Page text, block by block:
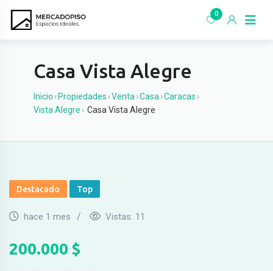
0
Casa Vista Alegre
Inicio › Propiedades ›Venta ›Casa ›Caracas ›
Vista Alegre › Casa Vista Alegre
Destacado Top
hace 1 mes Vistas: 11
200.000 $